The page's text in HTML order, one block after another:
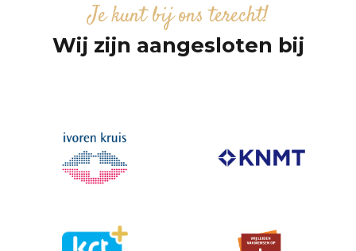
Je kunt bij ons terecht!
Wij zijn aangesloten bij